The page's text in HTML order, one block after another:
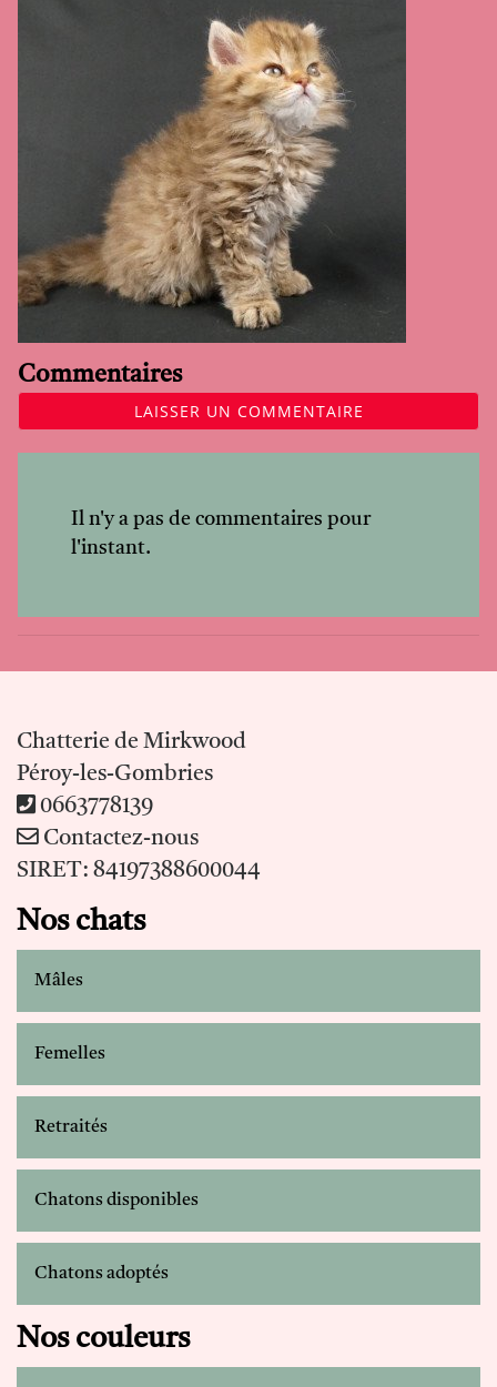
Commentaires
LAISSER UN COMMENTAIRE
Il n'y a pas de commentaires pour
l'instant.
Chatterie de Mirkwood
Péroy-les-Gombries
0663778139
Contactez-nous
SIRET: 84197388600044
Nos chats
Mâles
Femelles
Retraités
Chatons disponibles
Chatons adoptés
Nos couleurs